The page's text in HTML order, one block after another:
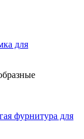
для
фурнитура для